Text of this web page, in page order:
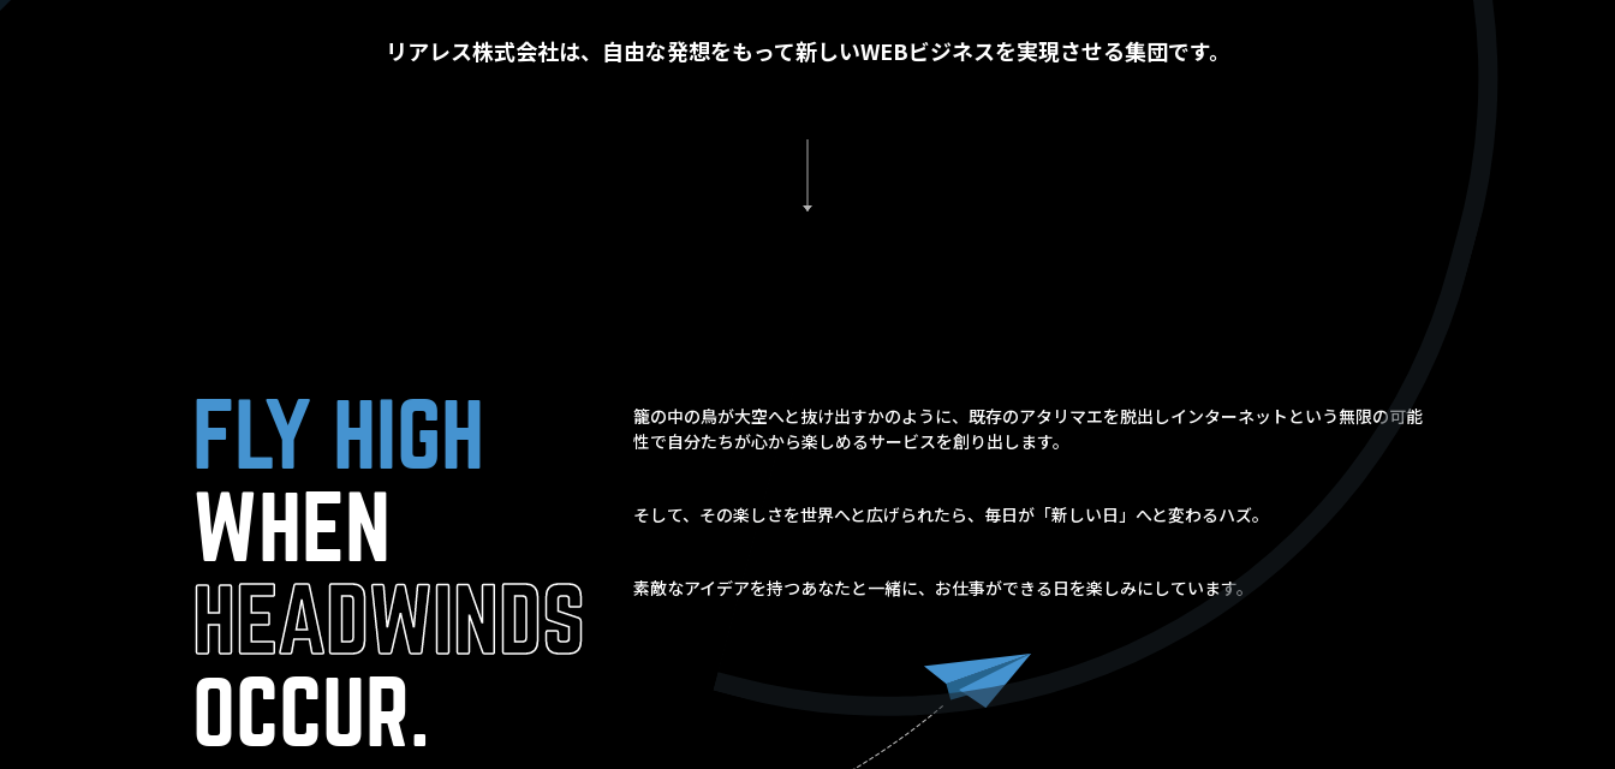
リアレス株式会社は、自由な発想をもって新しいWEBビジネスを実現させる集団です。
FLY HIGH
WHEN
HEADWINDS
OCCUR.
籠の中の鳥が大空へと抜け出すかのように、既存のアタリマエを脱出しインターネットという無限の可能
性で自分たちが心から楽しめるサービスを創り出します。
そして、その楽しさを世界へと広げられたら、毎日が「新しい日」へと変わるハズ。
素敵なアイデアを持つあなたと一緒に、お仕事ができる日を楽しみにしています。